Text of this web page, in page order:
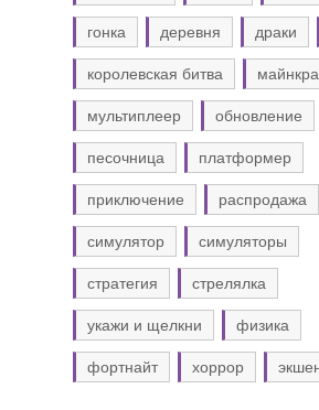
гонка деревня драки
королевская битва
мультиплеер обновление
песочница платформер
приключение распродажа
симулятор симуляторы
стратегия стрелялка
укажи и щелкни физика
фортнайт хоррор